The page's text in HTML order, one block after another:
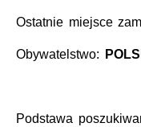
Ostatnie miejsce
Obywatelstwo:
Podstawa